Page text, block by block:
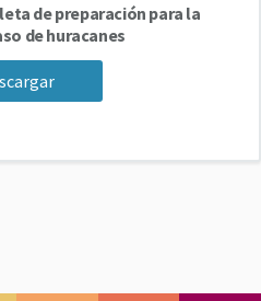
de preparación para la
de huracanes